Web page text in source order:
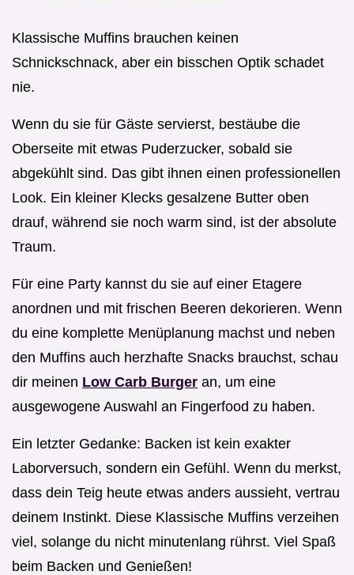
Klassische Muffins brauchen keinen
Schnickschnack, aber ein bisschen Optik schadet
nie.
Wenn du sie für Gäste servierst, bestäube die
Oberseite mit etwas Puderzucker, sobald sie
abgekühlt sind. Das gibt ihnen einen professionellen
Look. Ein kleiner Klecks gesalzene Butter oben
drauf, während sie noch warm sind, ist der absolute
Traum.
Für eine Party kannst du sie auf einer Etagere
anordnen und mit frischen Beeren dekorieren. Wenn
du eine komplette Menüplanung machst und neben
den Muffins auch herzhafte Snacks brauchst, schau
dir meinen Low Carb Burger an, um eine
ausgewogene Auswahl an Fingerfood zu haben.
Ein letzter Gedanke: Backen ist kein exakter
Laborversuch, sondern ein Gefühl. Wenn du merkst,
dass dein Teig heute etwas anders aussieht, vertrau
deinem Instinkt. Diese Klassische Muffins verzeihen
viel, solange du nicht minutenlang rührst. Viel Spaß
beim Backen und Genießen!